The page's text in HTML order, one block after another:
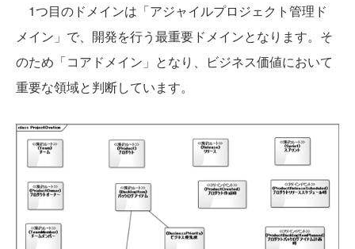
1つ目のドメインは「アジャイルプロジェクト管理ド
メイン」で、開発を行う最重要ドメインとなります。そ
のため「コアドメイン」となり、ビジネス価値において
重要な領域と判断しています。